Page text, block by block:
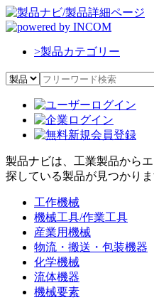
>製品カテゴリー
製品ナビは、工業製品から
探している製品が見つかり
工作機械
機械工具/作業工具
産業用機械
物流・搬送・包装機器
化学機械
流体機器
機械要素